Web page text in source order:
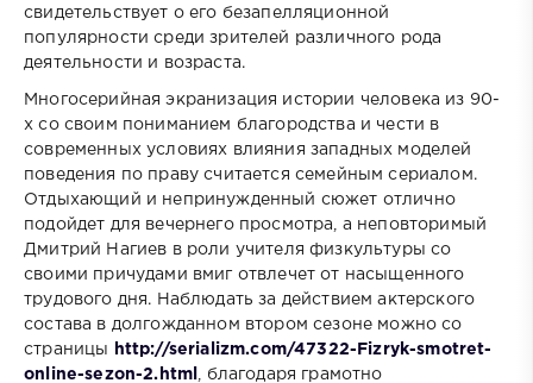
свидетельствует о его безапелляционной
популярности среди зрителей различного рода
деятельности и возраста.
Многосерийная экранизация истории человека из 90-
х со своим пониманием благородства и чести в
современных условиях влияния западных моделей
поведения по праву считается семейным сериалом.
Отдыхающий и непринужденный сюжет отлично
подойдет для вечернего просмотра, а неповторимый
Дмитрий Нагиев в роли учителя физкультуры со
своими причудами вмиг отвлечет от насыщенного
трудового дня. Наблюдать за действием актерского
состава в долгожданном втором сезоне можно со
страницы
http://serializm.com/47322-Fizryk-smotret-
online-sezon-2.html
, благодаря грамотно